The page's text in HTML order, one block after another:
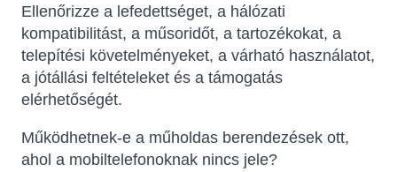
Ellenőrizze a lefedettséget, a hálózati
kompatibilitást, a műsoridőt, a tartozékokat, a
telepítési követelményeket, a várható használatot,
a jótállási feltételeket és a támogatás
elérhetőségét.
Működhetnek-e a műholdas berendezések ott,
ahol a mobiltelefonoknak nincs jele?